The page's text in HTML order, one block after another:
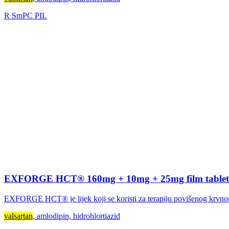
R SmPC PIL
EXFORGE HCT® 160mg + 10mg + 25mg film
EXFORGE HCT® je lijek koji se koristi za terapiju povišenog
valsartan, amlodipin, hidrohlortiazid